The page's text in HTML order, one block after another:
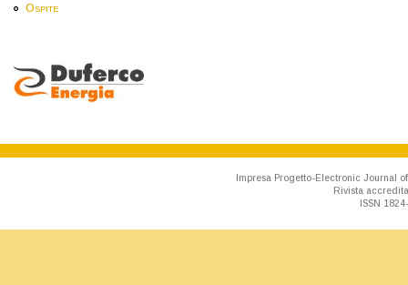
Ospite
Impresa Progetto-Electronic Journal
Rivista
ISSN